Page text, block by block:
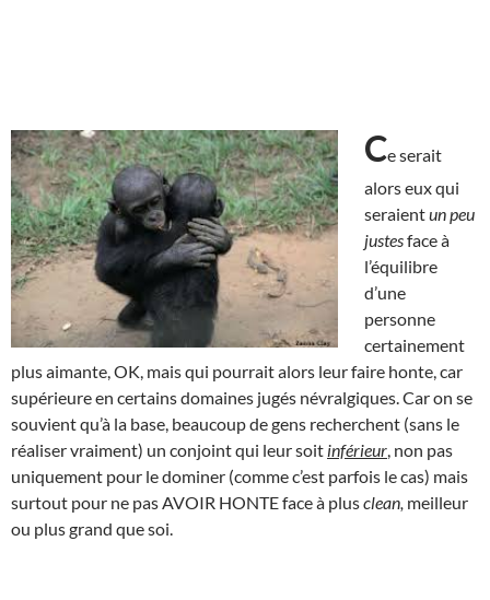
Ce serait
alors eux qui
seraientun peu
justesface à
l’équilibre
d’une
personne
certainement
plus aimante, OK, mais qui pourrait alors leur faire honte, car
supérieure en certains domaines jugés névralgiques. Car on se
souvient qu’à la base, beaucoup de gens recherchent (sans le
réaliser vraiment) un conjoint qui leur soit inférieur , non pas
uniquement pour le dominer (comme c’est parfois le cas) mais
surtout pour ne pas AVOIR HONTE face à plusclean, meilleur
ou plus grand que soi.